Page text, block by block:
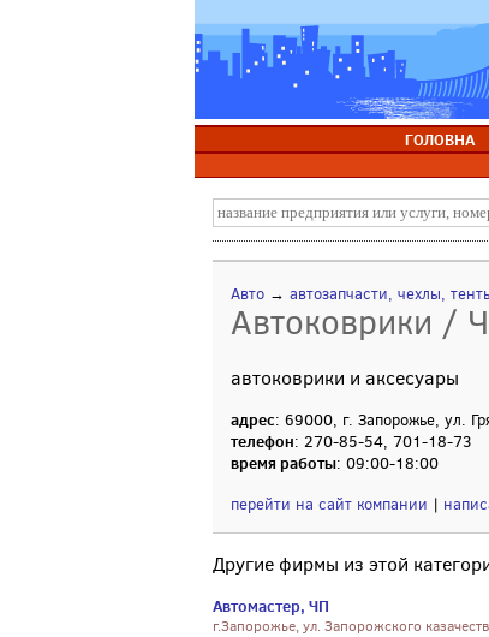
ГОЛОВНА
Авто → автозапчасти, чехлы,
Автоковрики /
автоковрики и аксесуары
адрес: 69000, г. Запорожье, ул.
телефон: 270-85-54, 701-18-73
время работы: 09:00-18:00
перейти на сайт компании |
Другие фирмы из этой
Автомастер, ЧП
г.Запорожье, ул. Запорожского